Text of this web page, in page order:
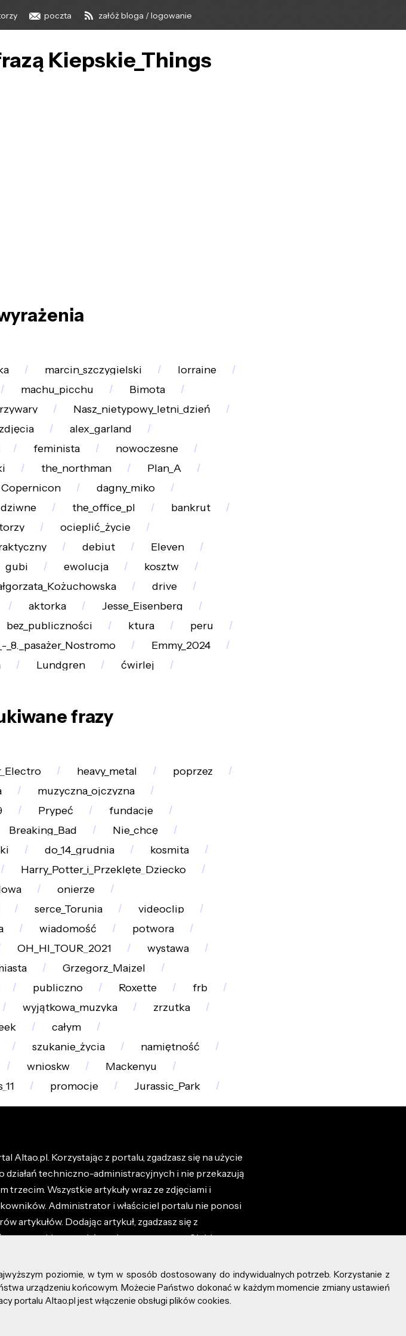
poczta załóż bloga / logowanie
Kiepskie_Things
marcin_szczygielski
lorraine
machu_picchu
Bimota
Nasz_nietypowy_letni_dzień
alex_garland
feminista
nowoczesne
the_northman
Plan_A
Copernicon
dagny_miko
dziwne the_office_pl
bankrut
ocieplić_życie
debiut
Eleven
gubi ewolucja
kosztw
drive
aktorka
Jesse_Eisenberg
bez_publiczności ktura
peru
_8._pasażer_Nostromo
Emmy_2024
Lundgren ćwirlej
frazy
heavy_metal
poprzez
muzyczna_ojczyzna
Prypeć
fundacje
Breaking_Bad
Nie_chcę
do_14_grudnia
kosmita
Harry_Potter_i_Przeklęte_Dziecko
onierze
serce_Torunia
videoclip
wiadomość
potwora
OH_HI_TOUR_2021
wystawa
Grzegorz_Majzel
publiczno Roxette
frb
wyjątkowa_muzyka
zrzutka
całym
szukanie_życia
namiętność
wnioskw
Mackenyu
promocje Jurassic_Park
Altao.pl. Korzystając z portalu, zgadzasz się na użycie
techniczno-administracyjnych i nie przekazują
Wszystkie artykuły wraz ze zdjęciami i
Administrator i właściciel portalu nie ponosi
artykułów. Dodając artykuł, zgadzasz się z
wszystkie materiały umieszczone przez Ciebie na
poziomie, w tym w sposób dostosowany do indywidualnych potrzeb. Korzystanie z
urządzeniu końcowym. Możecie Państwo dokonać w każdym momencie zmiany ustawień
portalu Altao.pl jest włączenie obsługi plików cookies.